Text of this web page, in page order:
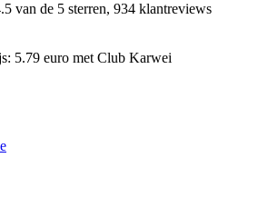
van de 5 sterren, 934 klantreviews
5.79 euro met Club Karwei